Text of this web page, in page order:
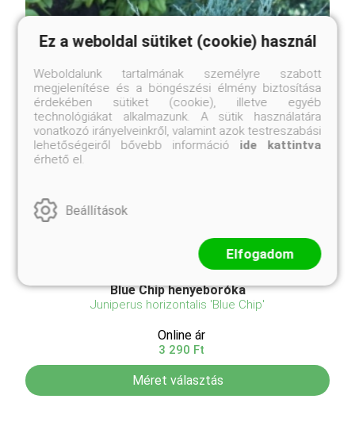
Blue Chip henyeboróka
Juniperus horizontalis 'Blue Chip'
Online ár
3 290 Ft
Méret választás
Ez a weboldal sütiket (cookie) használ
Weboldalunk tartalmának személyre szabott
megjelenítése és a böngészési élmény biztosítása
érdekében sütiket (cookie), illetve egyéb
technológiákat alkalmazunk. A sütik használatára
vonatkozó irányelveinkről, valamint azok testreszabási
lehetőségeiről bővebb információ ide kattintva
érhető el.
Beállítások
Elfogadom